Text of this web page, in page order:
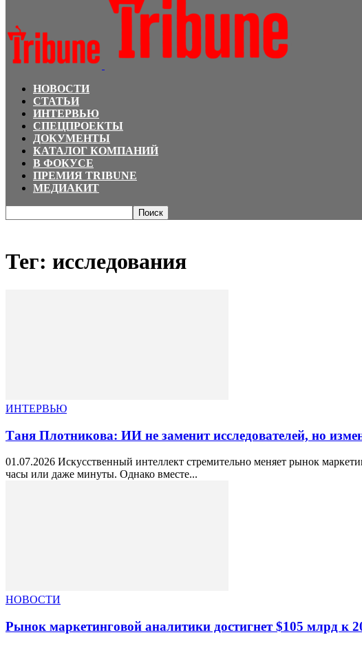
НОВОСТИ
СТАТЬИ
ИНТЕРВЬЮ
СПЕЦПРОЕКТЫ
ДОКУМЕНТЫ
КАТАЛОГ КОМПАНИЙ
В ФОКУСЕ
ПРЕМИЯ TRIBUNE
МЕДИАКИТ
Тег: исследования
ИНТЕРВЬЮ
Таня Плотникова: ИИ не заменит исследователей, но
01.07.2026 Искусственный интеллект стремительно меняет рынок
часы или даже минуты. Однако вместе...
НОВОСТИ
Рынок маркетинговой аналитики достигнет $105 млрд к